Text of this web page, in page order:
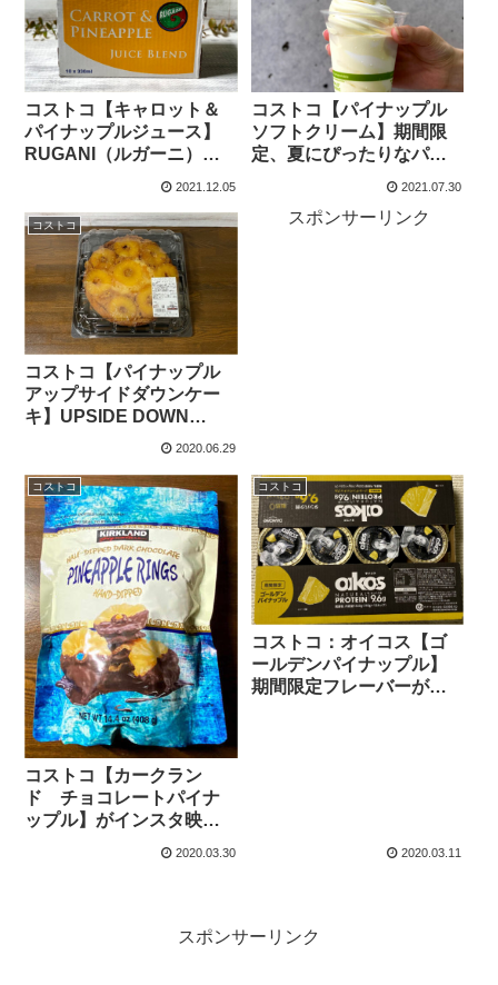
コストコ【キャロット＆
パイナップルジュース】
RUGANI（ルガーニ）の
スが健康的すぎた！
2021.12.05
コストコ【パイナップル
ソフトクリーム】期間限
定、夏にぴったりなパイ
2021.07.30
コストコ
コストコ【パイナップル
アップサイドダウンケー
キ】UPSIDE DOWN
CAKEを逆さまにしてみた
2020.06.29
スポンサーリンク
コストコ
コストコ【カークラン
ド チョコレートパイナ
ップル】がインスタ映
コも美味しいです。
2020.03.30
コストコ
コストコ：オイコス【ゴ
ールデンパイナップル】
期間限定フレーバーが大
2020.03.11
スポンサーリンク